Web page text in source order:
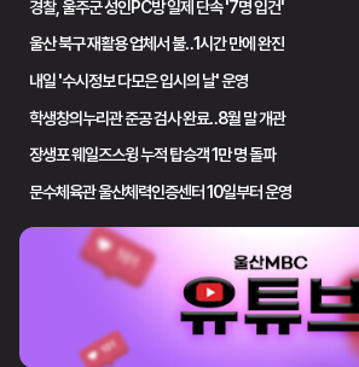
경찰, 울주군 성인PC방 일제 단속 '7명 입건'
울산 북구 재활용 업체서 불‥1시간 만에 완진
내일 '수시정보 다모은 입시의 날' 운영
학생창의누리관 준공 검사 완료‥8월 말 개관
장생포 웨일즈스윙 누적 탑승객 1만 명 돌파
문수체육관 울산체력인증센터 10일부터 운영